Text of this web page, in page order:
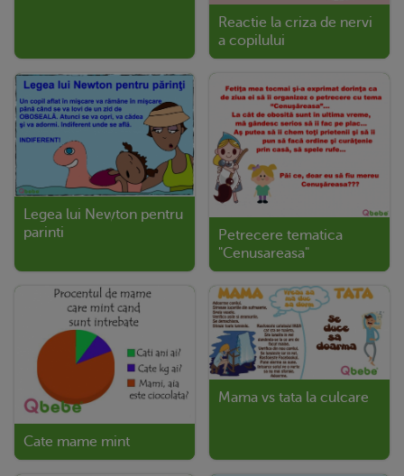
Reactie la criza de nervi
a copilului
Legea lui Newton pentru
parinti
Petrecere tematica
"Cenusareasa"
Cate mame mint
Mama vs tata la culcare